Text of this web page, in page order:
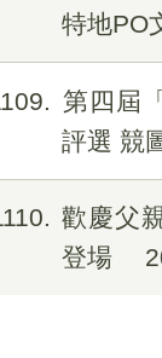
特地PO
第四屆
評選 競
歡慶父
登場